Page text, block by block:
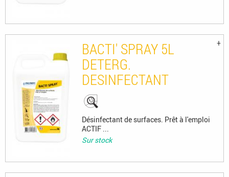
BACTI' SPRAY 5L
DETERG.
DESINFECTANT
Désinfectant de surfaces. Prêt à l'emploi
ACTIF ...
Sur stock